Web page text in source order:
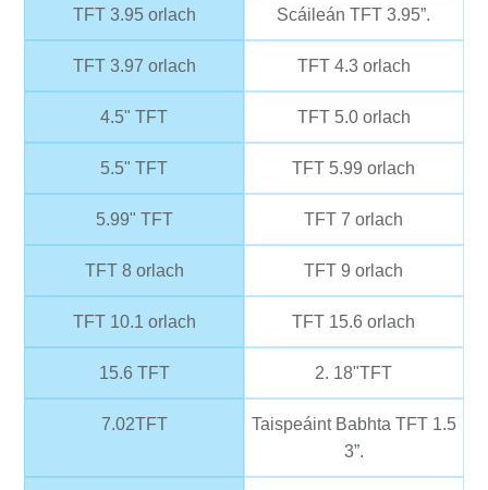
TFT 3.95 orlach Scáileán TFT 3.95”.
TFT 3.97 orlach TFT 4.3 orlach
4.5" TFT TFT 5.0 orlach
5.5" TFT TFT 5.99 orlach
5.99" TFT TFT 7 orlach
TFT 8 orlach TFT 9 orlach
TFT 10.1 orlach TFT 15.6 orlach
15.6 TFT 2. 18"TFT
7.02TFT
Taispeáint Babhta TFT 1.5
3”.